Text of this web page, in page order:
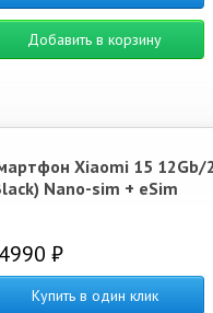
Добавить в корзину
Xiaomi 15 12Gb/
Nano-sim + eSim
₽
Купить в один клик